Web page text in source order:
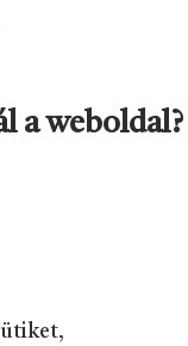
a weboldal?